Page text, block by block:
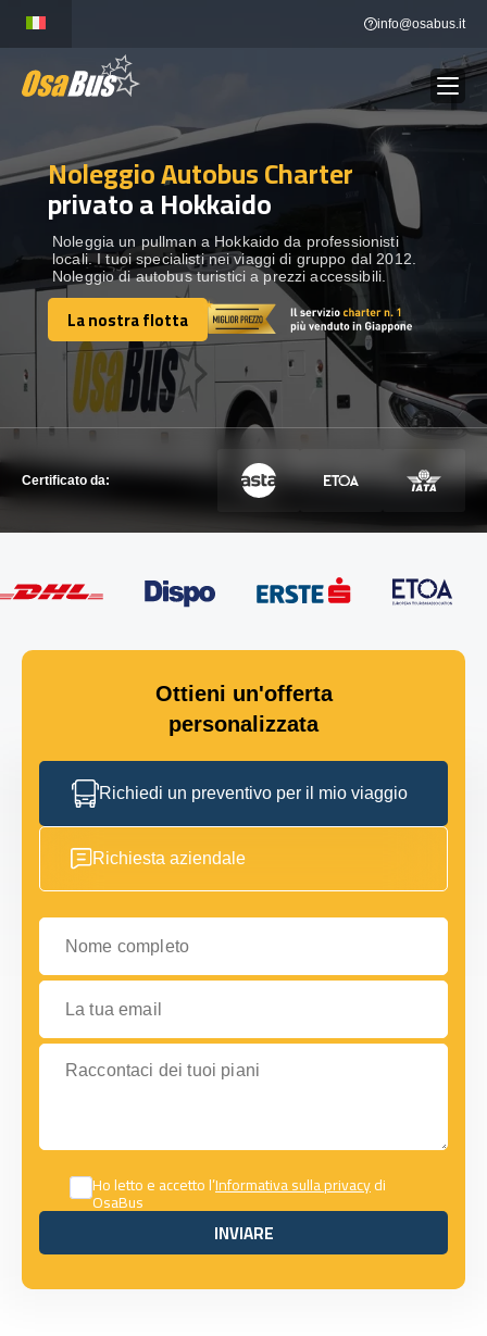
content
info@osabus.it
NOLEGGIO AUTOBUS Show dropdown
DESTINAZIONI Show dropdown
FLOTTA
METTITI IN CONTATTO
METTITI IN CONTATTO
Noleggio Autobus Charter
privato a Hokkaido
Noleggia un pullman a Hokkaido da professionisti
locali. I tuoi specialisti nei viaggi di gruppo dal 2012.
Noleggio di autobus turistici a prezzi accessibili.
La nostra flotta
La nostra flotta
Certificato da:
Ottieni un'offerta
personalizzata
Richiedi un preventivo per il mio viaggio
Richiesta aziendale
Nome completo
La tua email
Raccontaci dei tuoi piani
Ho letto e accetto l’Informativa sulla privacydi
OsaBus
INVIARE
INVIARE